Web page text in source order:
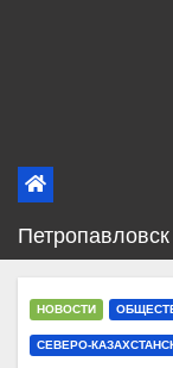
Петропавловск
НОВОСТИ
СЕВЕРО-